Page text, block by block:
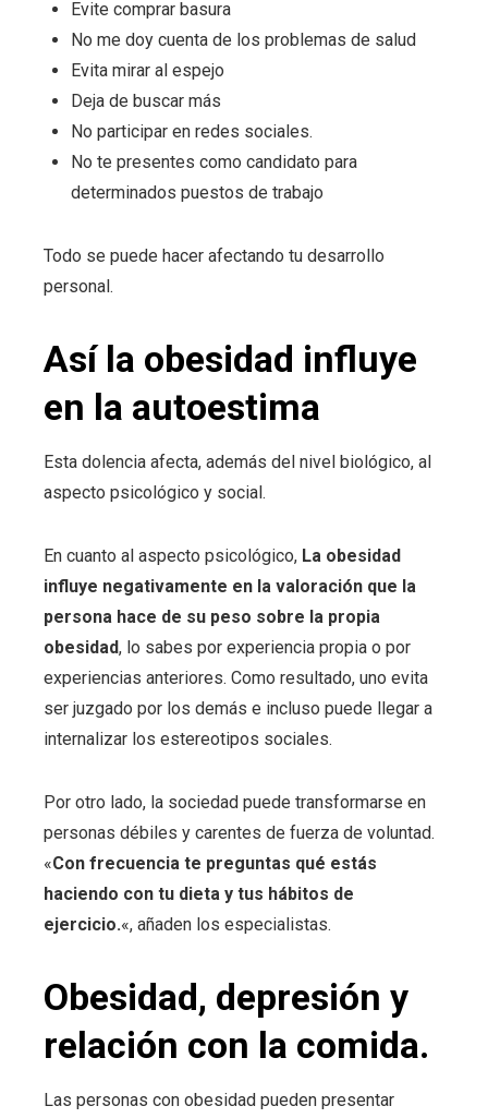
Evite comprar basura
No me doy cuenta de los problemas de salud
Evita mirar al espejo
Deja de buscar más
No participar en redes sociales.
No te presentes como candidato para
determinados puestos de trabajo
Todo se puede hacer afectando tu desarrollo
personal.
Así la obesidad influye
en la autoestima
Esta dolencia afecta, además del nivel biológico, al
aspecto psicológico y social.
En cuanto al aspecto psicológico, La obesidad
influye negativamente en la valoración que la
persona hace de su peso sobre la propia
obesidad, lo sabes por experiencia propia o por
experiencias anteriores. Como resultado, uno evita
ser juzgado por los demás e incluso puede llegar a
internalizar los estereotipos sociales.
Por otro lado, la sociedad puede transformarse en
personas débiles y carentes de fuerza de voluntad.
«Con frecuencia te preguntas qué estás
haciendo con tu dieta y tus hábitos de
ejercicio.«, añaden los especialistas.
Obesidad, depresión y
relación con la comida.
Las personas con obesidad pueden presentar